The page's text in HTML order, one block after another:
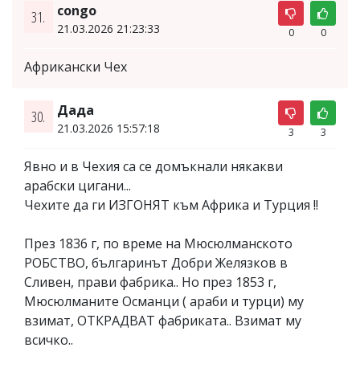
31. congo
21.03.2026 21:23:33 0 0
Африкански Чех
30. Дада
21.03.2026 15:57:18 3 3
Явно и в Чехия са се домъкнали някакви
арабски цигани...
Чехите да ги ИЗГОНЯТ към Африка и Турция !!
През 1836 г, по време на Мюсюлманското
РОБСТВО, българинът Добри Желязков в
Сливен, прави фабрика.. Но през 1853 г,
Мюсюлманите Османци ( араби и турци) му
взимат, ОТКРАДВАТ фабриката.. Взимат му
всичко..